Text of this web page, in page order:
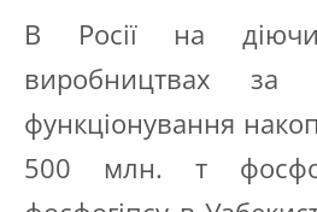
В Росії на
виробництвах
функціонування
500 млн. т